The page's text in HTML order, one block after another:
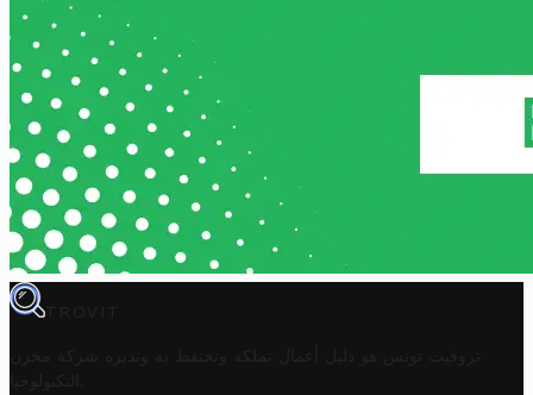
TROVIT
تروفيت تونس هو دليل أعمال تملكه وتحتفظ به وتديره
شركة مخزن
التكنولوجيا